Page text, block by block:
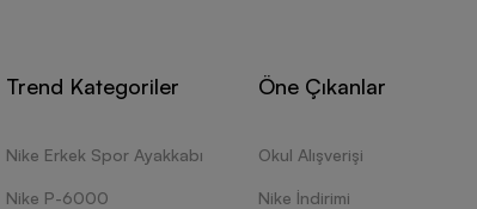
Trend Kategoriler
Nike Erkek Spor Ayakkabı
Nike P-6000
Öne Çıkanlar
Okul Alışverişi
Nike İndirimi